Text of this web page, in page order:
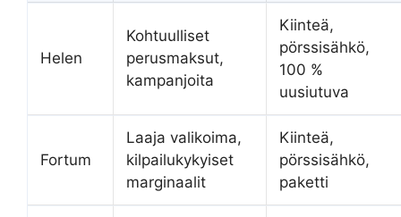
Helen
Kohtuulliset
perusmaksut,
kampanjoita
Kiinteä,
pörssisähkö,
100 %
uusiutuva
Fortum
Laaja valikoima,
kilpailukykyiset
marginaalit
Kiinteä,
pörssisähkö,
paketti